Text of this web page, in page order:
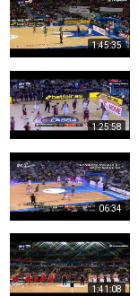
1:45:35
1:25:58
06:34
1:41:08